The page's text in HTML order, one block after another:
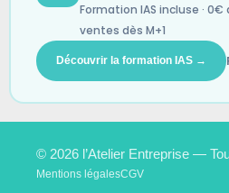
Formation IAS incluse · 0€
ventes dès M+1
Découvrir la formation IAS →
© 2026 l’Atelier Entreprise —
Mentions légalesCGV